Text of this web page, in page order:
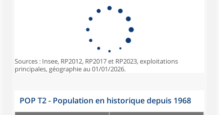
Sources : Insee, RP2012, RP2017 et RP2023, exploitations
principales, géographie au 01/01/2026.
POP T2 - Population en historique depuis 1968